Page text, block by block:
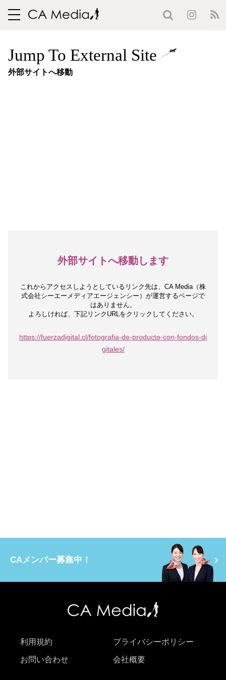
toggle
Jump To External Site
外部サイトへ移動
外部サイトへ移動します
これからアクセスしようとしているリンク先は、 CA Media（株
式会社シーエーメディアエージェンシー）が運営するページで
はありません。
よろしければ、下記リンクURLをクリックしてください。
https://fuerzadigital.cl/fotografia-de-producto-con-fondos-di
gitales/
CAメンバー募集中！
利用規約 プライバシーポリシー
お問い合わせ 会社概要